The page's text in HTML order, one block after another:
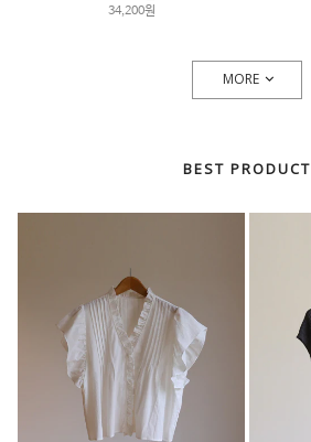
34,200원
MORE
BEST PRODUCT